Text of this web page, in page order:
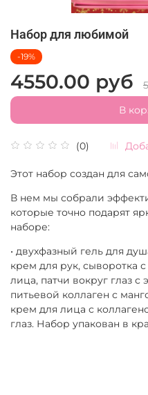
Набор для любимой
(0)
-19%
4550.00 руб
В
Этот набор создан для
В нем мы собрали
которые точно подарят
наборе:
• двухфазный гель для
крем для рук, сыворотка
лица, патчи вокруг глаз с
питьевой коллаген с
крем для лица с
глаз. Набор упакован в